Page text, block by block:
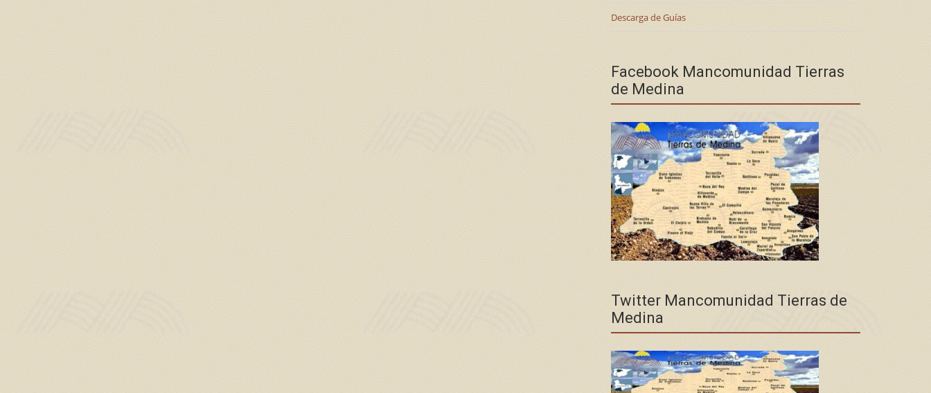
Descarga de Guías
Facebook Mancomunidad Tierras
de Medina
Twitter Mancomunidad Tierras de
Medina